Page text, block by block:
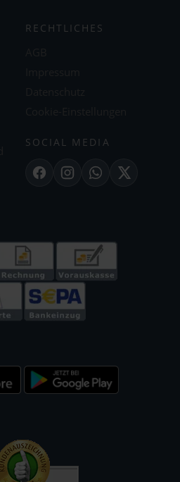
RECHTLICHES
SOCIAL MEDIA
FacebookInstagramWhatsApp
X